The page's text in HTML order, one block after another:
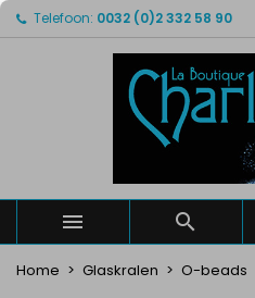
Telefoon: 0032 (0)2 332 58 90
 
Home Glaskralen O-beads
Mijn
Maak een lijst
Maak een
Verlanglijst naam
Annuleren
Inloggen
U moet ingelogd zijn om